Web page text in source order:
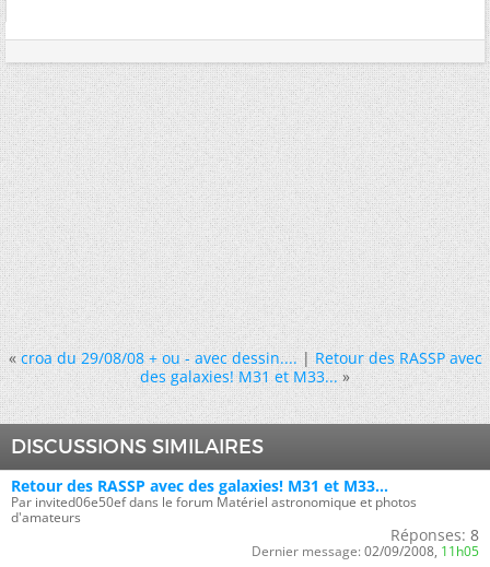
« croa du 29/08/08 + ou - avec dessin....|Retour des RASSP avec
des galaxies! M31 et M33... »
DISCUSSIONS SIMILAIRES
Retour des RASSP avec des galaxies! M31 et M33...
Par invited06e50ef dans le forum Matériel astronomique et photos
d'amateurs
Réponses: 8
Dernier message: 02/09/2008, 11h05